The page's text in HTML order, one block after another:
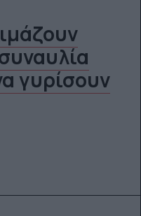
γυρίσουν